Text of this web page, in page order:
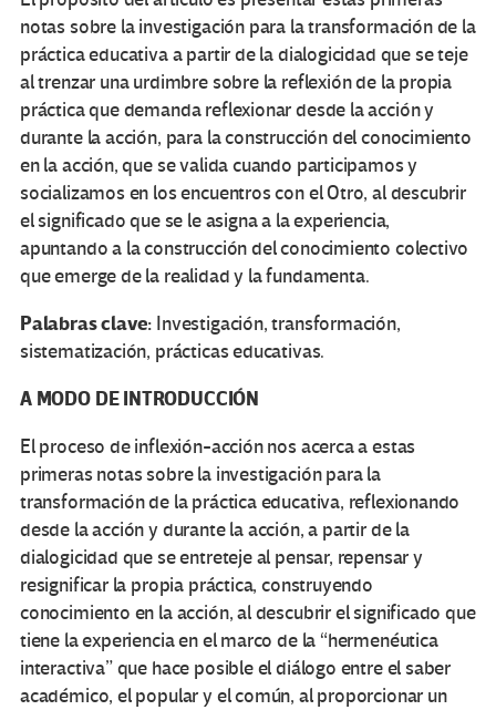
notas sobre la investigación para la transformación de la
práctica educativa a partir de la dialogicidad que se teje
al trenzar una urdimbre sobre la reflexión de la propia
práctica que demanda reflexionar desde la acción y
durante la acción, para la construcción del conocimiento
en la acción, que se valida cuando participamos y
socializamos en los encuentros con el Otro, al descubrir
el significado que se le asigna a la experiencia,
apuntando a la construcción del conocimiento colectivo
que emerge de la realidad y la fundamenta.
Palabras clave: Investigación, transformación,
sistematización, prácticas educativas.
A MODO DE INTRODUCCIÓN
El proceso de inflexión-acción nos acerca a estas
primeras notas sobre la investigación para la
transformación de la práctica educativa, reflexionando
desde la acción y durante la acción, a partir de la
dialogicidad que se entreteje al pensar, repensar y
resignificar la propia práctica, construyendo
conocimiento en la acción, al descubrir el significado que
tiene la experiencia en el marco de la “hermenéutica
interactiva” que hace posible el diálogo entre el saber
académico, el popular y el común, al proporcionar un